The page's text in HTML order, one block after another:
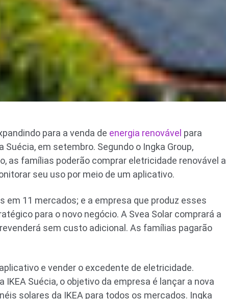
para a venda de energia renovável para
em setembro. Segundo o Ingka Group,
as famílias poderão comprar eletricidade renovável a
seu uso por meio de um aplicativo.
em 11 mercados; e a empresa que produz esses
para o novo negócio. A Svea Solar comprará a
sem custo adicional. As famílias pagarão
e vender o excedente de eletricidade.
Suécia, o objetivo da empresa é lançar a nova
solares da IKEA para todos os mercados. Ingka